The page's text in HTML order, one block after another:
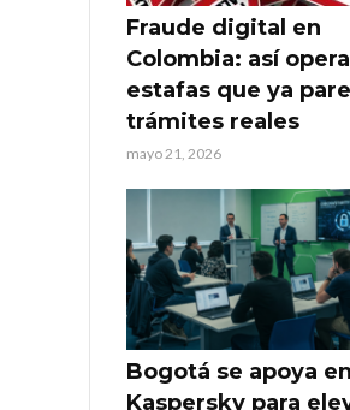
Fraude digital en
Colombia: así
estafas que ya
trámites reales
mayo 21, 2026
Bogotá se apoya en
Kaspersky para